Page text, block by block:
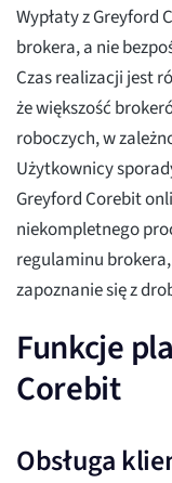
Wypłaty z Greyford
brokera, a nie
Czas realizacji jest
że większość
roboczych, w
Użytkownicy
Greyford Corebit
niekompletnego
regulaminu
zapoznanie się z
Funkcje
Corebit
Obsługa